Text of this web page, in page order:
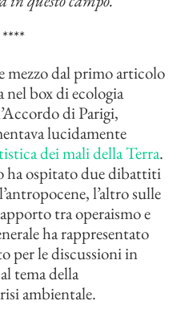
****
mezzo dal primo articolo
box di ecologia
di Parigi,
lucidamente
dei mali della Terra.
ha ospitato due dibattiti
l’altro sulle
tra operaismo e
ha rappresentato
per le discussioni in
tema della
ambientale.